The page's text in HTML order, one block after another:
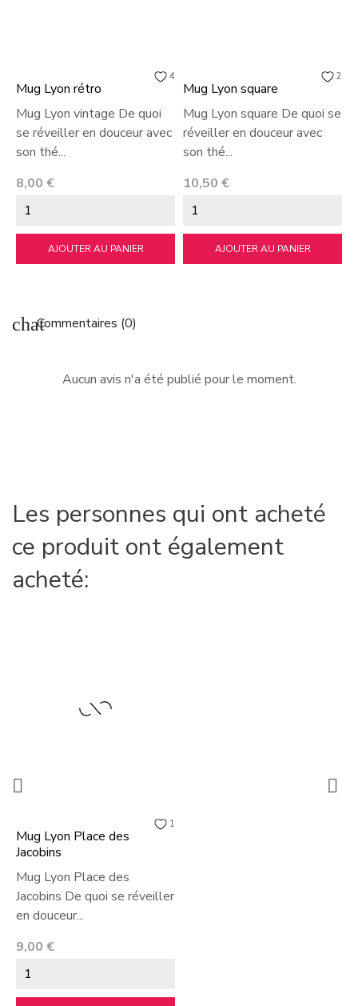
4
Mug Lyon rétro
Mug Lyon vintage De quoi
se réveiller en douceur avec
son thé...
Prix
8,00 €
AJOUTER AU PANIER
2
Mug Lyon square
Mug Lyon square De quoi se
réveiller en douceur avec
son thé...
Prix
10,50 €
AJOUTER AU PANIER
chatCommentaires (0)
Aucun avis n'a été publié pour le moment.
Les personnes qui ont acheté
ce produit ont également
acheté:
1
Mug Lyon Place des
Jacobins
Mug Lyon Place des
Jacobins De quoi se réveiller
en douceur...
Prix
9,00 €
 